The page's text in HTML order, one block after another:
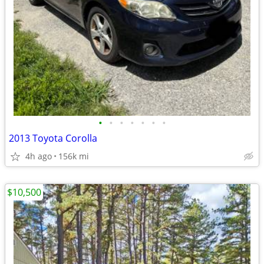
• • • • • • •
2013 Toyota Corolla
4h ago 156k mi
$10,500